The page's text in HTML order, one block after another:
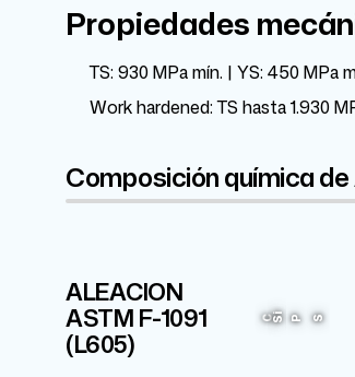
Propiedades
TS: 930 MPa mín. | YS: 450 MPa
Work hardened: TS hasta 1.930
Composición química
ALEACION
ASTM F-1091
(L605)
CSi P S